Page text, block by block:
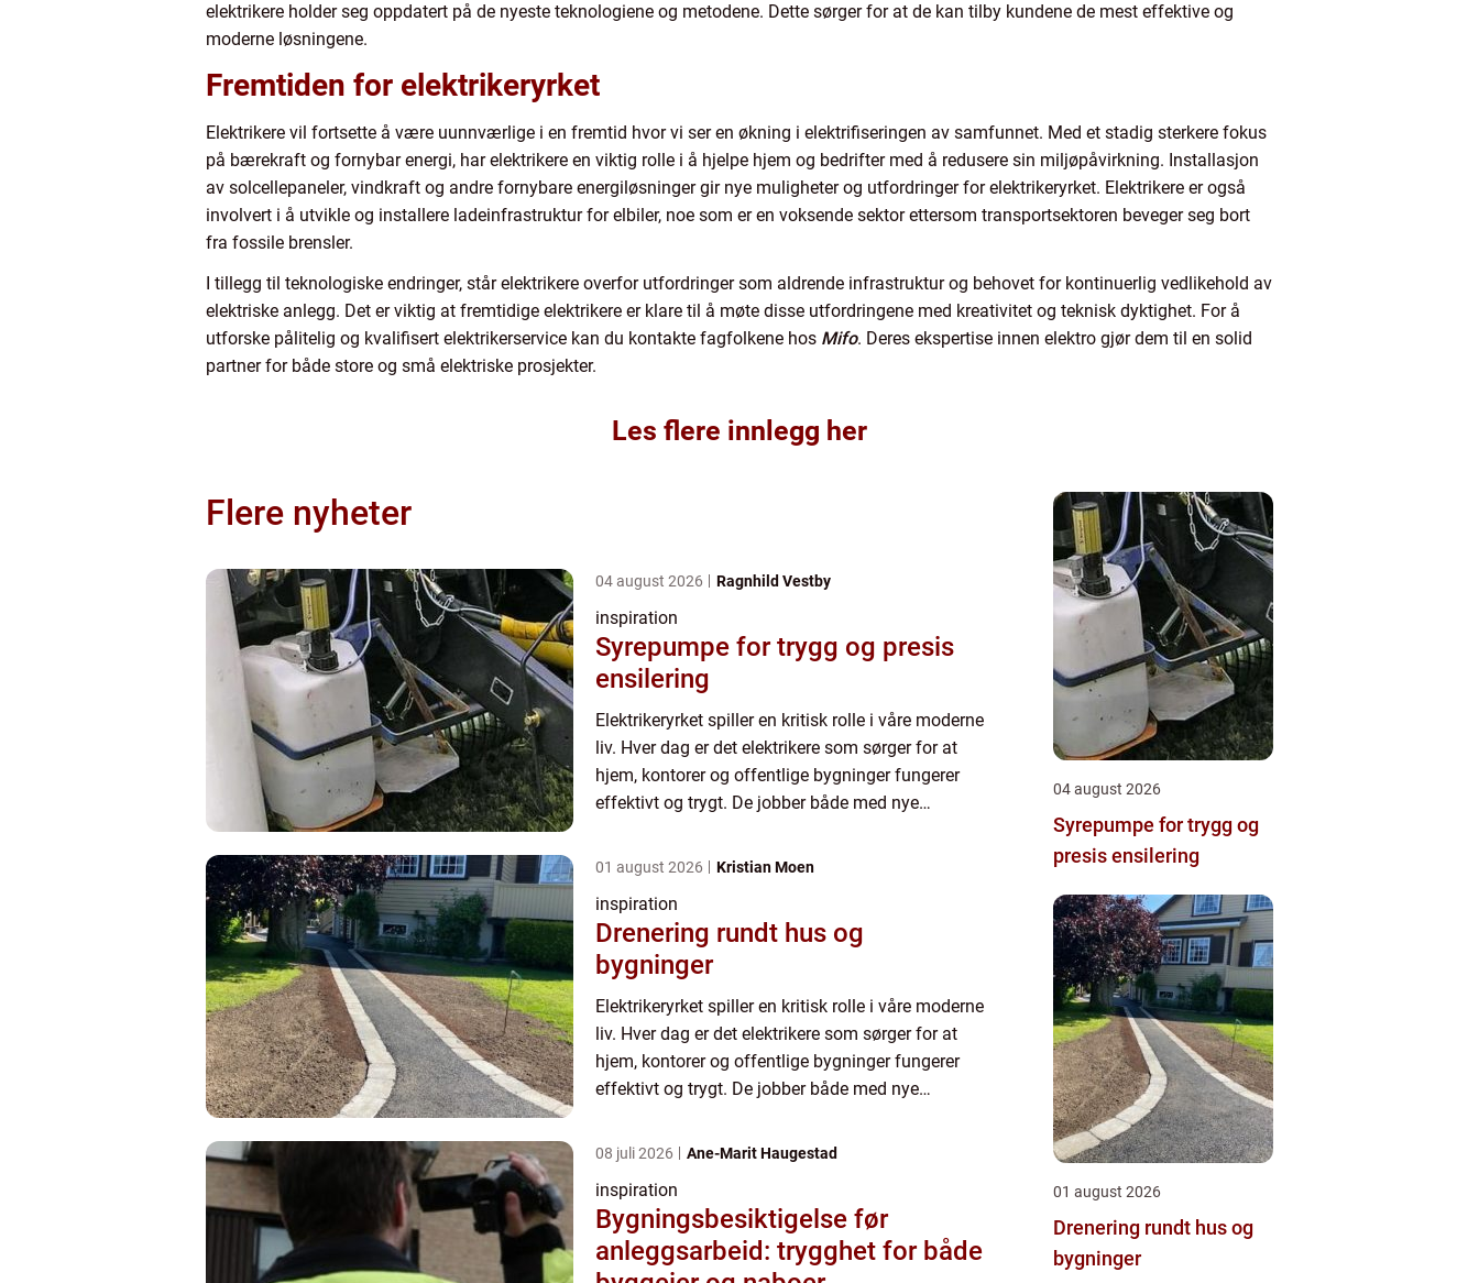
elektrikere holder seg oppdatert på de nyeste teknologiene og metodene. Dette sørger for at de kan tilby kundene de mest effektive og
moderne løsningene.
Fremtiden for elektrikeryrket
Elektrikere vil fortsette å være uunnværlige i en fremtid hvor vi ser en økning i elektrifiseringen av samfunnet. Med et stadig sterkere fokus
på bærekraft og fornybar energi, har elektrikere en viktig rolle i å hjelpe hjem og bedrifter med å redusere sin miljøpåvirkning. Installasjon
av solcellepaneler, vindkraft og andre fornybare energiløsninger gir nye muligheter og utfordringer for elektrikeryrket. Elektrikere er også
involvert i å utvikle og installere ladeinfrastruktur for elbiler, noe som er en voksende sektor ettersom transportsektoren beveger seg bort
fra fossile brensler.
I tillegg til teknologiske endringer, står elektrikere overfor utfordringer som aldrende infrastruktur og behovet for kontinuerlig vedlikehold av
elektriske anlegg. Det er viktig at fremtidige elektrikere er klare til å møte disse utfordringene med kreativitet og teknisk dyktighet. For å
utforske pålitelig og kvalifisert elektrikerservice kan du kontakte fagfolkene hos Mifo. Deres ekspertise innen elektro gjør dem til en solid
partner for både store og små elektriske prosjekter.
Les flere innlegg her
Flere nyheter
04 august 2026 Ragnhild Vestby
inspiration
Syrepumpe for trygg og presis
ensilering
Elektrikeryrket spiller en kritisk rolle i våre moderne
liv. Hver dag er det elektrikere som sørger for at
hjem, kontorer og offentlige bygninger fungerer
effektivt og trygt. De jobber både med nye
01 august 2026 Kristian Moen
inspiration
Drenering rundt hus og
bygninger
Elektrikeryrket spiller en kritisk rolle i våre moderne
liv. Hver dag er det elektrikere som sørger for at
hjem, kontorer og offentlige bygninger fungerer
effektivt og trygt. De jobber både med nye
08 juli 2026 Ane-Marit Haugestad
inspiration
Bygningsbesiktigelse før
anleggsarbeid: trygghet for både
04 august 2026
Syrepumpe for trygg og
presis ensilering
01 august 2026
Drenering rundt hus og
bygninger